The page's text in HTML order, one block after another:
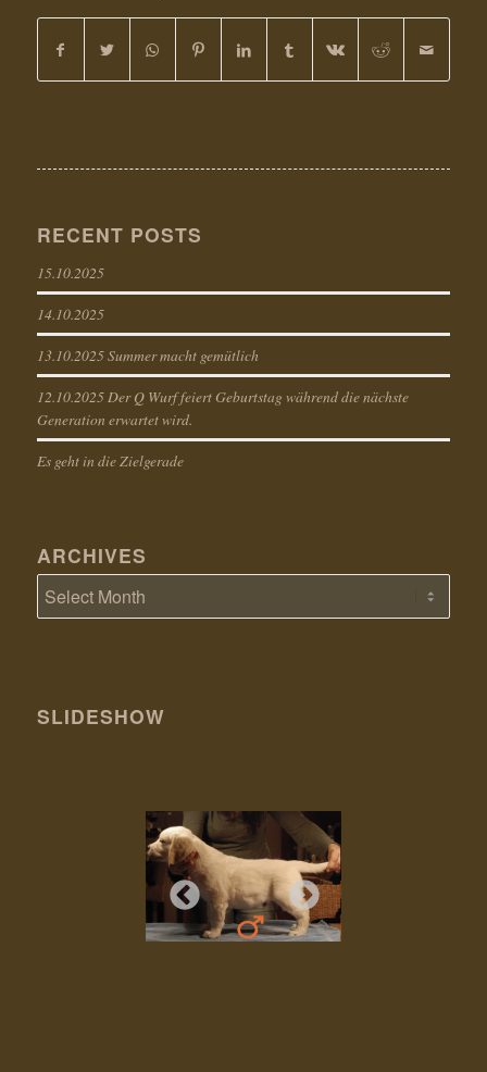
RECENT POSTS
15.10.2025
14.10.2025
13.10.2025 Summer macht gemütlich
12.10.2025 Der Q Wurf feiert Geburtstag während die nächste
Generation erwartet wird.
Es geht in die Zielgerade
ARCHIVES
SLIDESHOW